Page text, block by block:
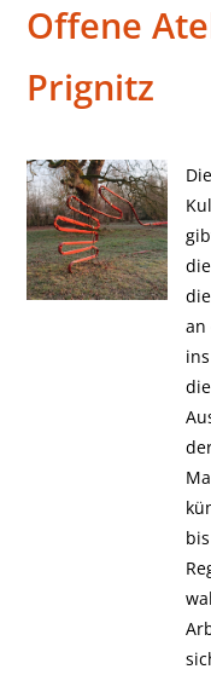
Offene
Prignitz
an